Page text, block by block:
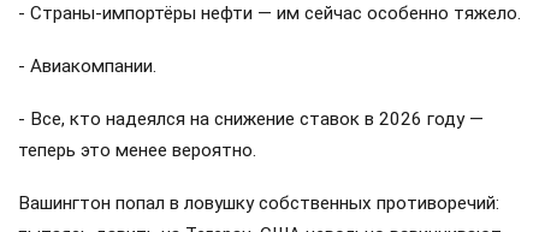
- Страны-импортёры нефти — им сейчас особенно тяжело.
- Авиакомпании.
- Все, кто надеялся на снижение ставок в 2026 году —
теперь это менее вероятно.
Вашингтон попал в ловушку собственных противоречий: